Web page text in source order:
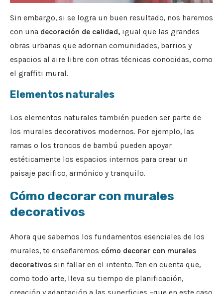
Sin embargo, si se logra un buen resultado, nos haremos
con una decoración de calidad, igual que las grandes
obras urbanas que adornan comunidades, barrios y
espacios al aire libre con otras técnicas conocidas, como
el graffiti mural.
Elementos naturales
Los elementos naturales también pueden ser parte de
los murales decorativos modernos. Por ejemplo, las
ramas o los troncos de bambú pueden apoyar
estéticamente los espacios internos para crear un
paisaje pacifico, armónico y tranquilo.
Cómo decorar con murales
decorativos
Ahora que sabemos los fundamentos esenciales de los
murales, te enseñaremos cómo decorar con murales
decorativos sin fallar en el intento. Ten en cuenta que,
como todo arte, lleva su tiempo de planificación,